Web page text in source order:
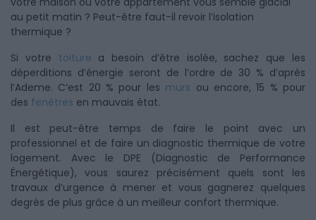
au petit matin ? Peut-être faut-il revoir l’isolation
thermique ?
Si votre toiture a besoin d’être isolée, sachez que les
déperditions d’énergie seront de l’ordre de 30 % d’après
l’Ademe. C’est 20 % pour les murs ou encore, 15 % pour
des fenêtres en mauvais état.
Il est peut-être temps de faire le point avec un
professionnel et de faire un diagnostic thermique de votre
logement. Avec le DPE (Diagnostic de Performance
Énergétique), vous saurez précisément quels sont les
travaux d’urgence à mener et vous gagnerez quelques
degrés de plus grâce à un meilleur confort thermique.